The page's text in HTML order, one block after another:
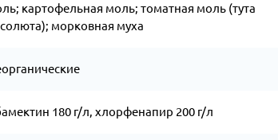
картофельная моль; томатная моль (тута
морковная муха
180 г/л, хлорфенапир 200 г/л